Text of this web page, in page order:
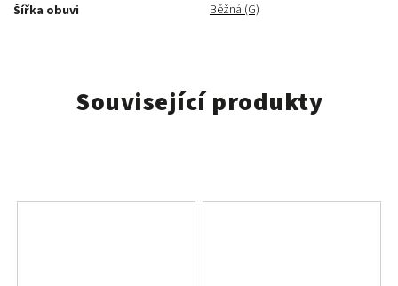
Šířka obuvi
Běžná (G)
Související produkty